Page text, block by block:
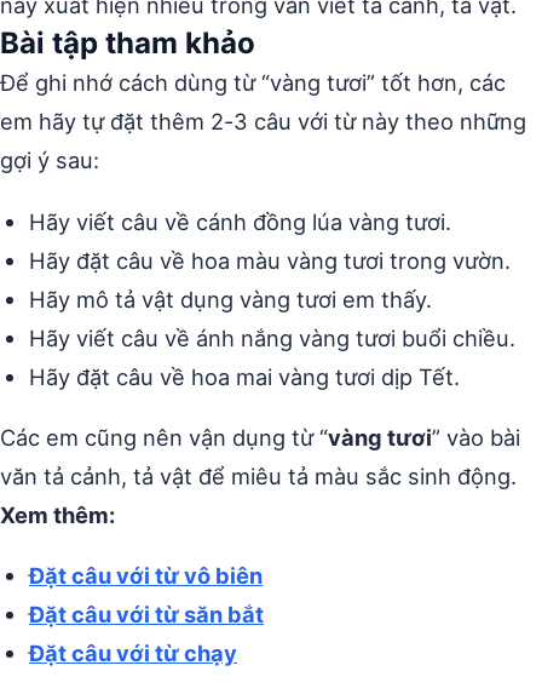
này xuất hiện nhiều trong văn viết tả cảnh, tả vật.
Bài tập tham khảo
Để ghi nhớ cách dùng từ “vàng tươi” tốt hơn, các
em hãy tự đặt thêm 2-3 câu với từ này theo những
gợi ý sau:
Hãy viết câu về cánh đồng lúa vàng tươi.
Hãy đặt câu về hoa màu vàng tươi trong vườn.
Hãy mô tả vật dụng vàng tươi em thấy.
Hãy viết câu về ánh nắng vàng tươi buổi chiều.
Hãy đặt câu về hoa mai vàng tươi dịp Tết.
Các em cũng nên vận dụng từ “vàng tươi” vào bài
văn tả cảnh, tả vật để miêu tả màu sắc sinh động.
Xem thêm:
Đặt câu với từ vô biên
Đặt câu với từ săn bắt
Đặt câu với từ chạy